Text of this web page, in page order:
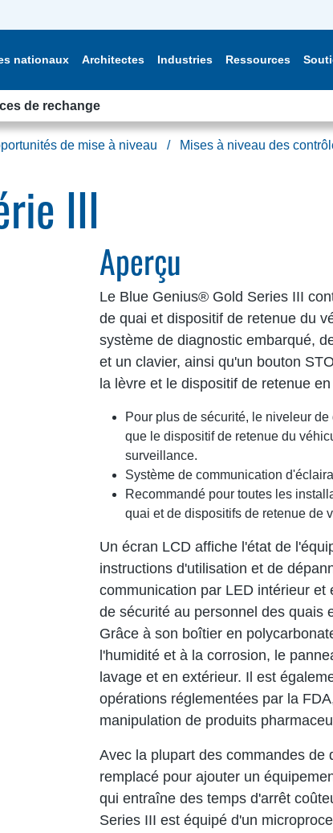
nationaux Architectes Industries Ressources
de rechange
de mise à niveau Mises à niveau des
III
Aperçu
Le Blue Genius® Gold Series III
de quai et dispositif de retenue du
système de diagnostic embarqué,
et un clavier, ainsi qu'un bouton
la lèvre et le dispositif de retenue
Pour plus de sécurité, le niveleur
que le dispositif de retenue du
surveillance.
Système de communication
Recommandé pour toutes les
quai et de dispositifs de retenue de
Un écran LCD affiche l'état de
instructions d'utilisation et de
communication par LED intérieur et
de sécurité au personnel des quais
Grâce à son boîtier en
l'humidité et à la corrosion, le
lavage et en extérieur. Il est
opérations réglementées par la
manipulation de produits
Avec la plupart des commandes de
remplacé pour ajouter un
qui entraîne des temps d'arrêt
Series III est équipé d'un